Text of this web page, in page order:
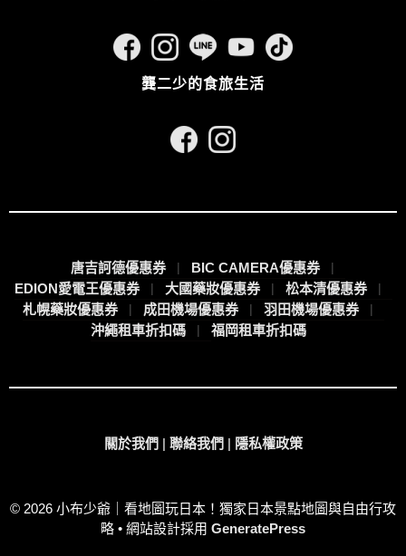
龔二少的食旅生活
唐吉訶德優惠券
BIC CAMERA優惠券
EDION愛電王優惠券
大國藥妝優惠券
松本清優惠券
札幌藥妝優惠券
成田機場優惠券
羽田機場優惠券
沖繩租車折扣碼
福岡租車折扣碼
關於我們 | 聯絡我們 | 隱私權政策
© 2026 小布少爺｜看地圖玩日本！獨家日本景點地圖與自由行攻
略 • 網站設計採用 GeneratePress